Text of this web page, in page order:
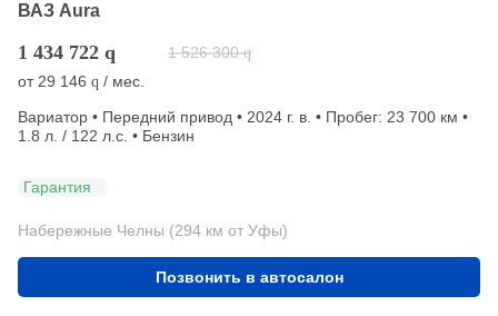
ВАЗ Aura
1 434 722 q 1 526 300 q
от 29 146 q / мес.
Вариатор • Передний привод • 2024 г. в. • Пробег: 23 700 км •
1.8 л. / 122 л.с. • Бензин
Гарантия
Набережные Челны (294 км от Уфы)
Позвонить в автосалон